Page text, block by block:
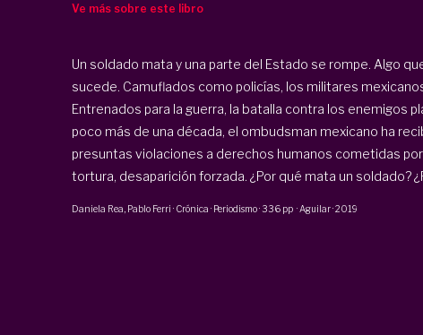
Ve más sobre este libro
Un soldado mata y una parte del Estado se rompe. Algo
sucede. Camuflados como policías, los militares
Entrenados para la guerra, la batalla contra los enemigos
poco más de una década, el ombudsman mexicano ha
presuntas violaciones a derechos humanos cometidas
tortura, desaparición forzada. ¿Por qué mata un soldado?
Daniela Rea , Pablo Ferri · Crónica · Periodismo·336 pp· Aguilar·2019